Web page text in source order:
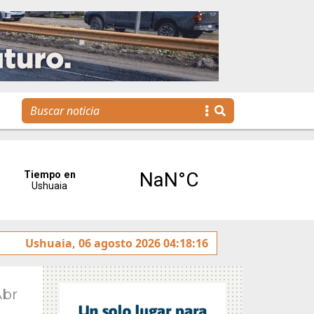
Tierra del Fuego presentó la Plataforma
Ushuaia, 06 agosto 2026 04:18:16